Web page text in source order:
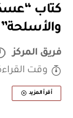
كتاب
والأسلحة”
فريق المركز
وقت القراءة: 10
أقرأ المزيد